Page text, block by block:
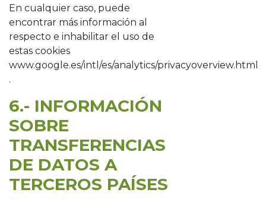
En cualquier caso, puede
encontrar más información al
respecto e inhabilitar el uso de
estas cookies
www.google.es/intl/es/analytics/privacyoverview.html
.
6.- INFORMACIÓN
SOBRE
TRANSFERENCIAS
DE DATOS A
TERCEROS PAÍSES